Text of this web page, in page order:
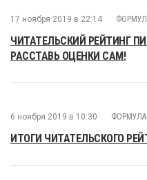
17 ноября 2019 в 22:14
ЧИТАТЕЛЬСКИЙ РЕЙТИНГ
РАССТАВЬ ОЦЕНКИ САМ!
6 ноября 2019 в 10:30 ФОРМУЛА
ИТОГИ ЧИТАТЕЛЬСКОГО